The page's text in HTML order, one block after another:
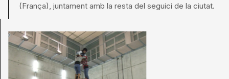
(França), juntament amb la resta del seguici de la ciutat.